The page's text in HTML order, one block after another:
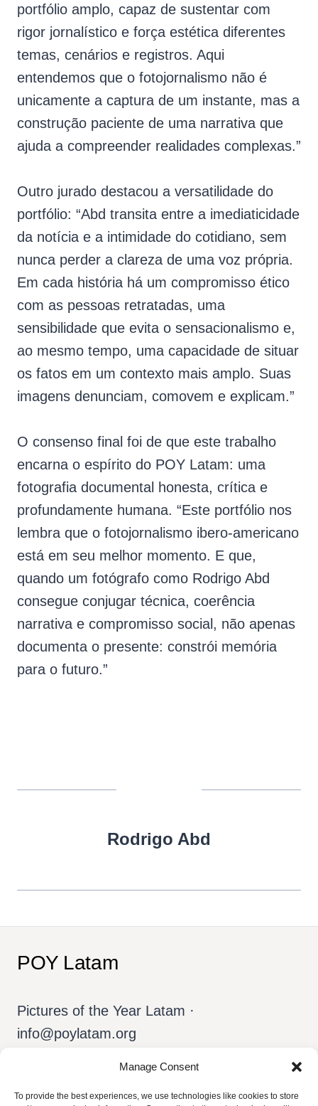
Manage Consent
To provide the best experiences, we use technologies like cookies to store
portfólio amplo, capaz de sustentar com
rigor jornalístico e força estética diferentes
temas, cenários e registros. Aqui
entendemos que o fotojornalismo não é
unicamente a captura de um instante, mas a
construção paciente de uma narrativa que
ajuda a compreender realidades complexas.”
Outro jurado destacou a versatilidade do
portfólio: “Abd transita entre a imediaticidade
da notícia e a intimidade do cotidiano, sem
nunca perder a clareza de uma voz própria.
Em cada história há um compromisso ético
com as pessoas retratadas, uma
sensibilidade que evita o sensacionalismo e,
ao mesmo tempo, uma capacidade de situar
os fatos em um contexto mais amplo. Suas
imagens denunciam, comovem e explicam.”
O consenso final foi de que este trabalho
encarna o espírito do POY Latam: uma
fotografia documental honesta, crítica e
profundamente humana. “Este portfólio nos
lembra que o fotojornalismo ibero-americano
está em seu melhor momento. E que,
quando um fotógrafo como Rodrigo Abd
consegue conjugar técnica, coerência
narrativa e compromisso social, não apenas
documenta o presente: constrói memória
para o futuro.”
Rodrigo Abd
POY Latam
Pictures of the Year Latam ·
info@poylatam.org
Home Arquivo A Equipe